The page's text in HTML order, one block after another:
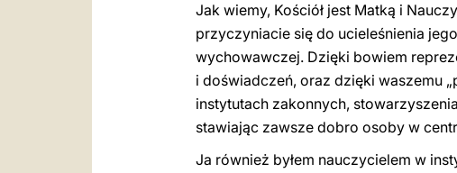
Jak wiemy, Kościół jest Matką i
przyczyniacie się do ucieleśnienia
wychowawczej. Dzięki bowiem
i doświadczeń, oraz dzięki waszemu
instytutach zakonnych,
stawiając zawsze dobro osoby w
Ja również byłem nauczycielem w